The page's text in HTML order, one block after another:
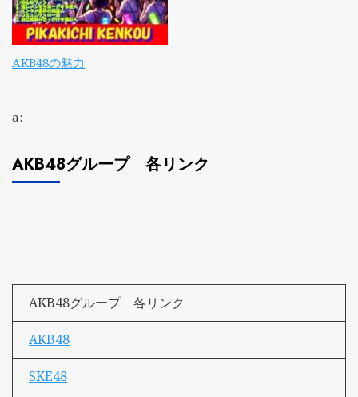
AKB48の魅力
a:
AKB48グループ 各リンク
AKB48グループ 各リンク
AKB48
SKE48